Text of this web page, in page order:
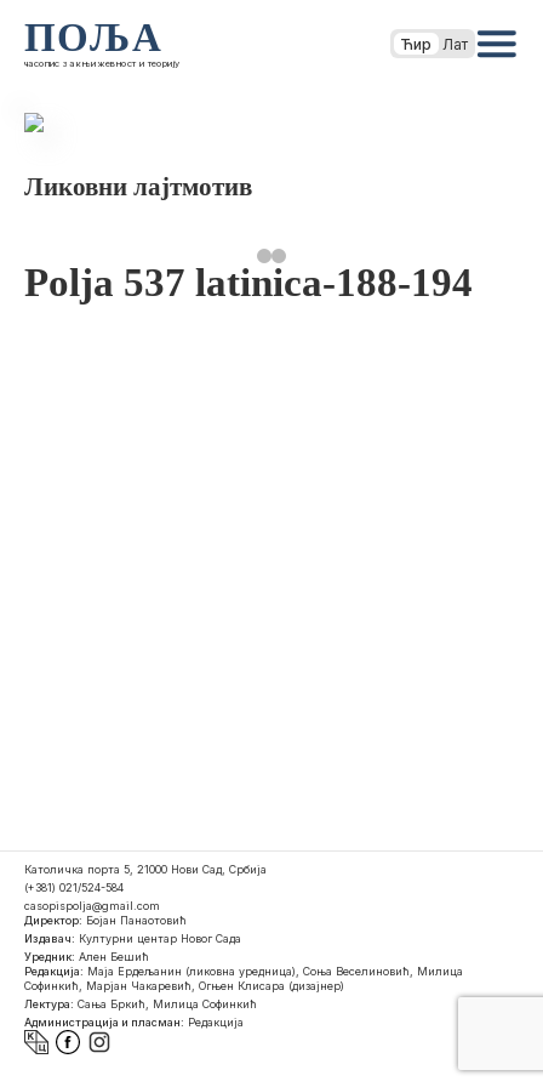
ПОЉА
часопис за књижевност и теорију
Ћир Лат
Ликовни лајтмотив
Polja 537 latinica-188-194
Католичка порта 5, 21000 Нови Сад, Србија
(+381) 021/524-584
casopispolja@gmail.com
Директор: Бојан Панаотовић
Издавач: Културни центар Новог Сада
Уредник: Ален Бешић
Редакција: Маја Ердељанин (ликовна уредница), Соња Веселиновић, Милица
Софинкић, Марјан Чакаревић, Огњен Клисара (дизајнер)
Лектура: Сања Бркић, Милица Софинкић
Администрација и пласман: Редакција